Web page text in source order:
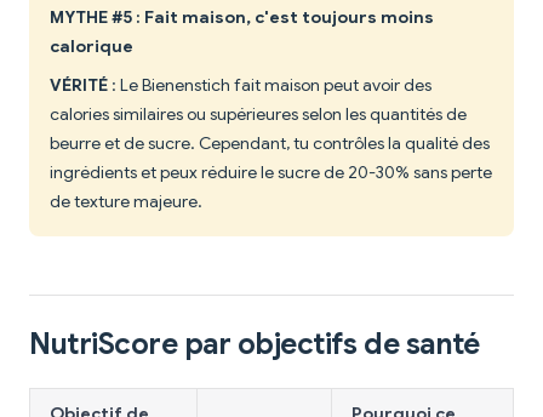
MYTHE #5 : Fait maison, c'est toujours moins
calorique
VÉRITÉ : Le Bienenstich fait maison peut avoir des
calories similaires ou supérieures selon les quantités de
beurre et de sucre. Cependant, tu contrôles la qualité des
ingrédients et peux réduire le sucre de 20-30% sans perte
de texture majeure.
NutriScore par objectifs de santé